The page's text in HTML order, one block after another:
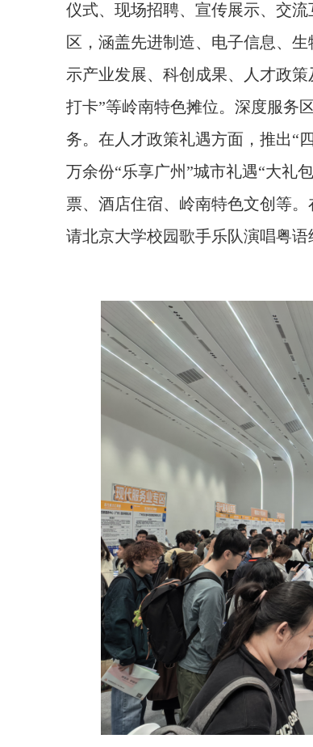
仪式、现场招聘、宣传展示、交
区，涵盖先进制造、电子信息、
示产业发展、科创成果、人才政
打卡”等岭南特色摊位。深度服务
务。在人才政策礼遇方面，推出“
万余份“乐享广州”城市礼遇“大礼
票、酒店住宿、岭南特色文创等
请北京大学校园歌手乐队演唱粤语